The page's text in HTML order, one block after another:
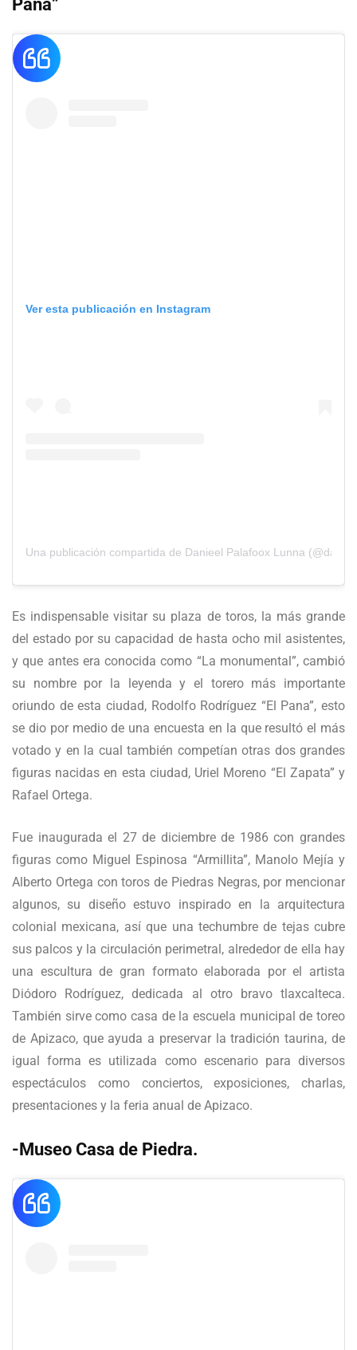
Pana”
Ver esta publicación en Instagram
Una publicación compartida de Danieel Palafoox Lunna
Es indispensable visitar su plaza de toros, la más grande
del estado por su capacidad de hasta ocho mil asistentes,
y que antes era conocida como “La monumental”, cambió
su nombre por la leyenda y el torero más importante
oriundo de esta ciudad, Rodolfo Rodríguez “El Pana”, esto
se dio por medio de una encuesta en la que resultó el más
votado y en la cual también competían otras dos grandes
figuras nacidas en esta ciudad, Uriel Moreno “El Zapata” y
Rafael Ortega.
Fue inaugurada el 27 de diciembre de 1986 con grandes
figuras como Miguel Espinosa “Armillita”, Manolo Mejía y
Alberto Ortega con toros de Piedras Negras, por mencionar
algunos, su diseño estuvo inspirado en la arquitectura
colonial mexicana, así que una techumbre de tejas cubre
sus palcos y la circulación perimetral, alrededor de ella hay
una escultura de gran formato elaborada por el artista
Diódoro Rodríguez, dedicada al otro bravo tlaxcalteca.
También sirve como casa de la escuela municipal de toreo
de Apizaco, que ayuda a preservar la tradición taurina, de
igual forma es utilizada como escenario para diversos
espectáculos como conciertos, exposiciones, charlas,
presentaciones y la feria anual de Apizaco.
-Museo Casa de Piedra.